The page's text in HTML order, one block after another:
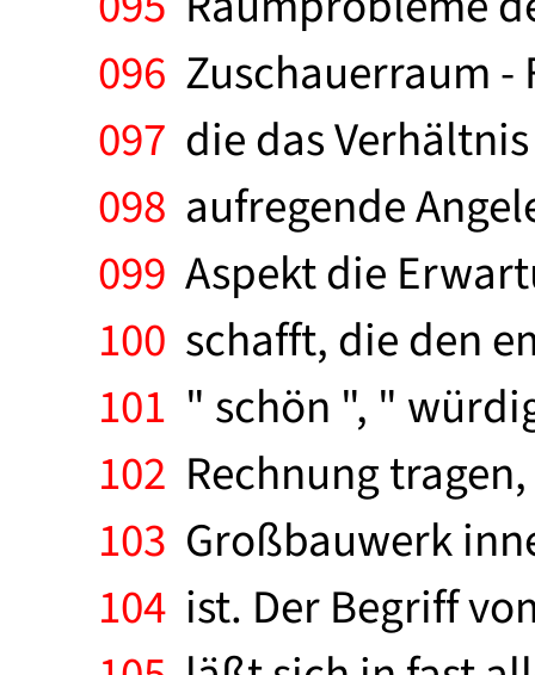
096 Zuschauerraum -
097 die das
098 aufregende
099 Aspekt die
100 schafft, die den
101 " schön ", "
102 Rechnung
103 Großbauwerk
104 ist. Der Begriff